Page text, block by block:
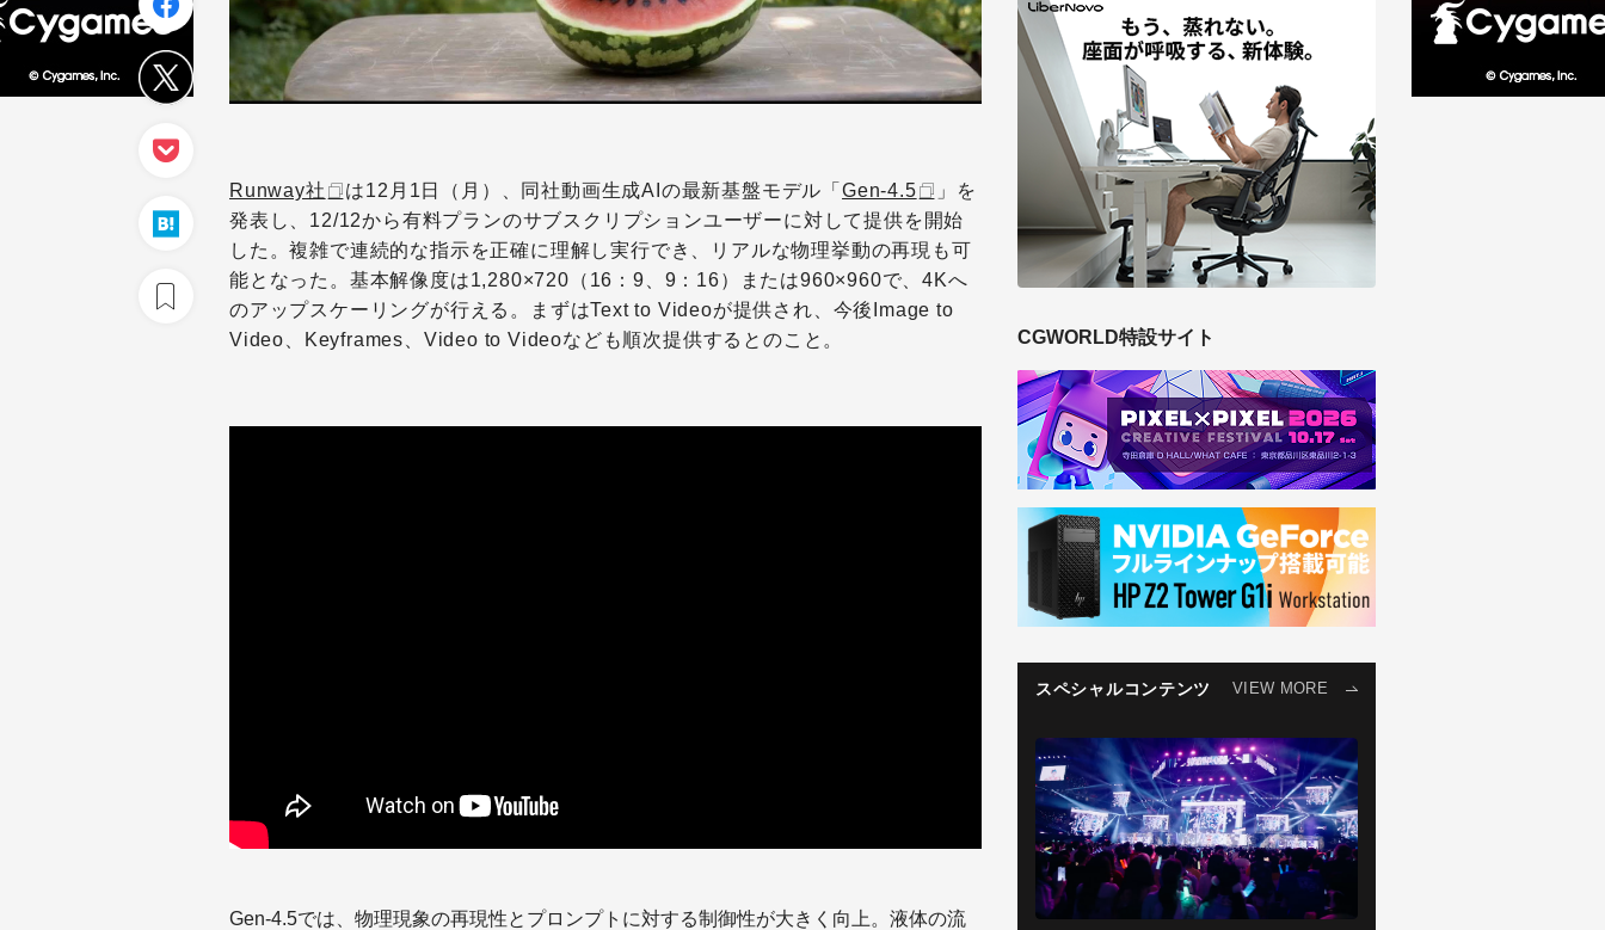
Runway社 は12月1日（月）、同社動画生成AIの最新基盤モデル「Gen-4.5
」を
発表し、12/12から有料プランのサブスクリプションユーザーに対して提供を開始
した。複雑で連続的な指示を正確に理解し実行でき、リアルな物理挙動の再現も可
能となった。基本解像度は1,280×720（16：9、9：16）または960×960で、4Kへ
のアップスケーリングが行える。まずはText to Videoが提供され、今後Image to
Video、Keyframes、Video to Videoなども順次提供するとのこと。
Gen-4.5では、物理現象の再現性とプロンプトに対する制御性が大きく向上。液体の流
CGWORLD特設サイト
スペシャルコンテンツ VIEW MORE